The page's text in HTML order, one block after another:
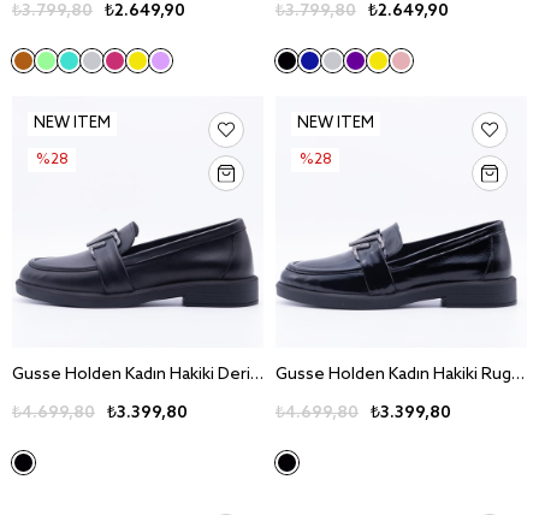
₺2.649,90
₺3.799,80
₺2.649,90
₺3.799,80
Gusse Holden Kadın Hakiki Deri Günlük Ayakkabı 527
₺3.399,80
₺4.699,80
NEW ITEM
%28
Gusse Holden Kadın Hakiki Rugan Deri Günlük Ayakkabı 527-3
₺3.399,80
₺4.699,80
NEW ITEM
%28